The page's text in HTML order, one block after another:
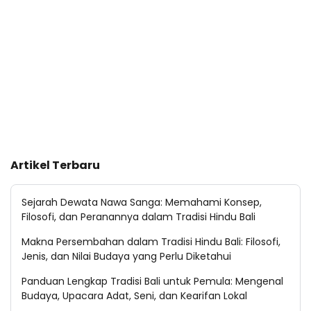
Artikel Terbaru
Sejarah Dewata Nawa Sanga: Memahami Konsep,
Filosofi, dan Peranannya dalam Tradisi Hindu Bali
Makna Persembahan dalam Tradisi Hindu Bali: Filosofi,
Jenis, dan Nilai Budaya yang Perlu Diketahui
Panduan Lengkap Tradisi Bali untuk Pemula: Mengenal
Budaya, Upacara Adat, Seni, dan Kearifan Lokal